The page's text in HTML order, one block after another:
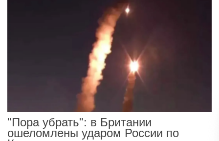
"Пора убрать": в Британии
ошеломлены ударом России по